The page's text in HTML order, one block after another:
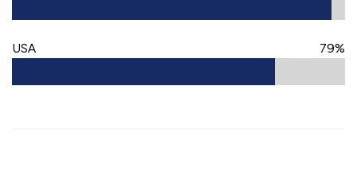
USA 79%